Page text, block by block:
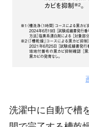
洗濯中に自動で槽